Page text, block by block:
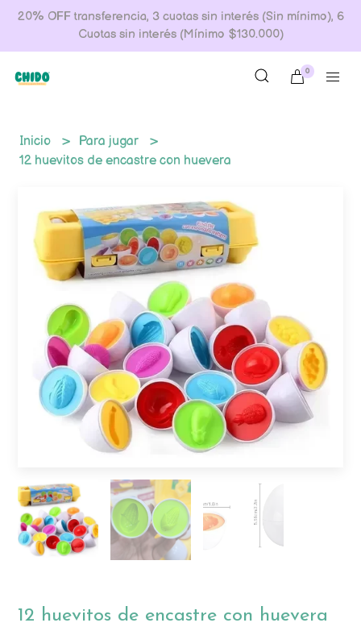
20% OFF transferencia, 3 cuotas sin interés (Sin mínimo), 6
Cuotas sin interés (Mínimo $130.000)
0
Inicio
Para jugar
12 huevitos de encastre con huevera
12 huevitos de encastre con huevera